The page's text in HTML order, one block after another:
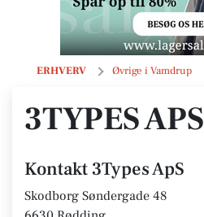
ERHVERV Øvrige i Vamdrup
3Types ApS
3TYPES APS
Kontakt 3Types ApS
Skodborg Søndergade 48